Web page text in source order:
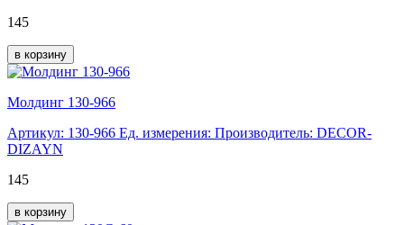
145
в корзину
Молдинг 130-966
Артикул: 130-966 Ед. измерения: Производитель: DECOR-
DIZAYN
145
в корзину